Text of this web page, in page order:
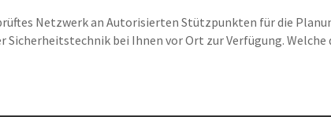
Netzwerk an Autorisierten Stützpunkten für die
bei Ihnen vor Ort zur Verfügung. Welche